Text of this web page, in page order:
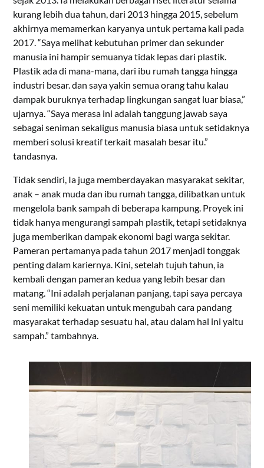
kurang lebih dua tahun, dari 2013 hingga 2015, sebelum
akhirnya memamerkan karyanya untuk pertama kali pada
2017. “Saya melihat kebutuhan primer dan sekunder
manusia ini hampir semuanya tidak lepas dari plastik.
Plastik ada di mana-mana, dari ibu rumah tangga hingga
industri besar. dan saya yakin semua orang tahu kalau
dampak buruknya terhadap lingkungan sangat luar biasa,”
ujarnya. “Saya merasa ini adalah tanggung jawab saya
sebagai seniman sekaligus manusia biasa untuk setidaknya
memberi solusi kreatif terkait masalah besar itu.”
tandasnya.
Tidak sendiri, Ia juga memberdayakan masyarakat sekitar,
anak – anak muda dan ibu rumah tangga, dilibatkan untuk
mengelola bank sampah di beberapa kampung. Proyek ini
tidak hanya mengurangi sampah plastik, tetapi setidaknya
juga memberikan dampak ekonomi bagi warga sekitar.
Pameran pertamanya pada tahun 2017 menjadi tonggak
penting dalam kariernya. Kini, setelah tujuh tahun, ia
kembali dengan pameran kedua yang lebih besar dan
matang. “Ini adalah perjalanan panjang, tapi saya percaya
seni memiliki kekuatan untuk mengubah cara pandang
masyarakat terhadap sesuatu hal, atau dalam hal ini yaitu
sampah.” tambahnya.